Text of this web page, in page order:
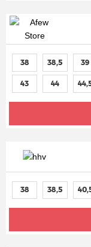
38 38,5 39
43 44
38 38,5